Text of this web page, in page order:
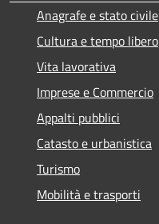
Anagrafe e stato civile
Cultura e tempo libero
Vita lavorativa
Imprese e Commercio
Appalti pubblici
Catasto e urbanistica
Turismo
Mobilità e trasporti